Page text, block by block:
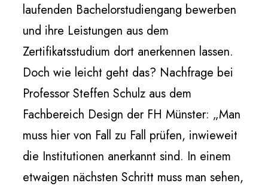
laufenden Bachelorstudiengang bewerben
und ihre Leistungen aus dem
Zertifikatsstudium dort anerkennen lassen.
Doch wie leicht geht das? Nachfrage bei
Professor Steffen Schulz aus dem
Fachbereich Design der FH Münster: „Man
muss hier von Fall zu Fall prüfen, inwieweit
die Institutionen anerkannt sind. In einem
etwaigen nächsten Schritt muss man sehen,